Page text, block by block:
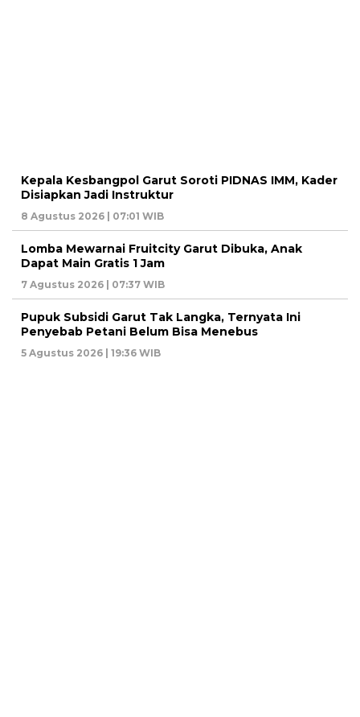
Kepala Kesbangpol Garut Soroti PIDNAS IMM, Kader
Disiapkan Jadi Instruktur
8 Agustus 2026 | 07:01 WIB
Lomba Mewarnai Fruitcity Garut Dibuka, Anak
Dapat Main Gratis 1 Jam
7 Agustus 2026 | 07:37 WIB
Pupuk Subsidi Garut Tak Langka, Ternyata Ini
Penyebab Petani Belum Bisa Menebus
5 Agustus 2026 | 19:36 WIB